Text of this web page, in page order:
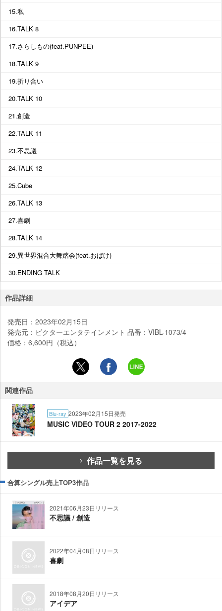
15.私
16.TALK 8
17.さらしもの(feat.PUNPEE)
18.TALK 9
19.折り合い
20.TALK 10
21.創造
22.TALK 11
23.不思議
24.TALK 12
25.Cube
26.TALK 13
27.喜劇
28.TALK 14
29.異世界混合大舞踏会(feat.おばけ)
30.ENDING TALK
作品詳細
発売日：2023年02月15日
発売元：ビクターエンタテインメント 品番：VIBL-1073/4
価格：6,600円（税込）
関連作品
Blu-ray 2023年02月15日発売
MUSIC VIDEO TOUR 2 2017-2022
作品一覧を見る
合算シングル売上TOP3作品
2021年06月23日リリース
不思議 / 創造
2022年04月08日リリース
喜劇
2018年08月20日リリース
アイデア